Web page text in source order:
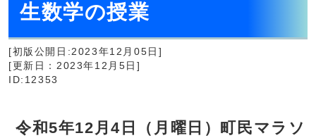
生数学の授業
[初版公開日:2023年12月05日]
[更新日：2023年12月5日]
ID:12353
令和5年12月4日（月曜日）町民マラソ